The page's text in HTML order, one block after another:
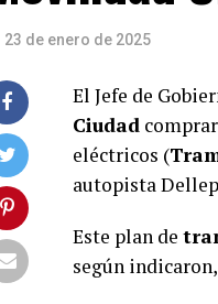
23 de enero de 2025
El Jefe de
Ciudad
eléctricos (
autopista
Este plan de
según